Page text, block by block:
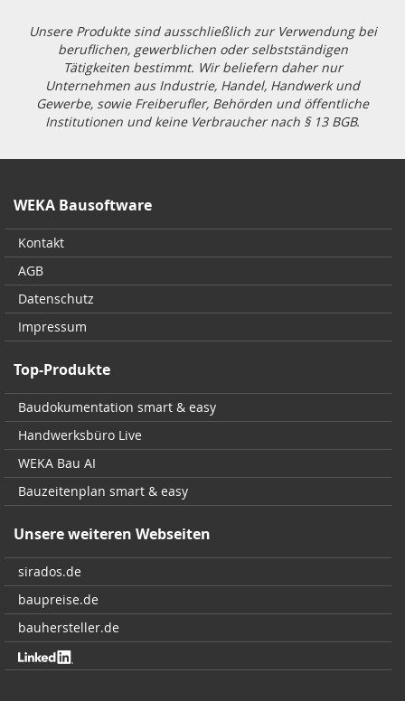
Unsere Produkte sind ausschließlich zur Verwendung bei
beruflichen, gewerblichen oder selbstständigen
Tätigkeiten bestimmt. Wir beliefern daher nur
Unternehmen aus Industrie, Handel, Handwerk und
Gewerbe, sowie Freiberufler, Behörden und öffentliche
Institutionen und keine Verbraucher nach § 13 BGB.
WEKA Bausoftware
Kontakt
AGB
Datenschutz
Impressum
Top-Produkte
Baudokumentation smart & easy
Handwerksbüro Live
WEKA Bau AI
Bauzeitenplan smart & easy
Unsere weiteren Webseiten
sirados.de
baupreise.de
bauhersteller.de